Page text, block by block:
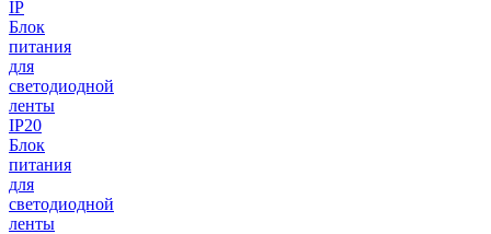
IP
Блок
питания
для
светодиодной
ленты
IP20
Блок
питания
для
светодиодной
ленты